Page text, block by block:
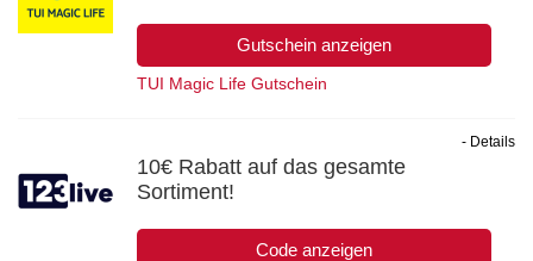
Gutschein anzeigen
TUI Magic Life Gutschein
10€ Rabatt auf das gesamte
Sortiment!
Code anzeigen
- Details